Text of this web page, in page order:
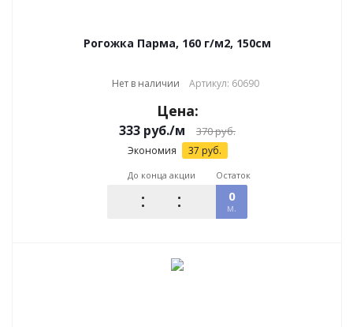
Рогожка Парма, 160 г/м2, 150см
Нет в наличии Артикул: 60690
Цена:
333 руб./м 370руб.
Экономия 37 руб.
До конца акции Остаток
0
м.